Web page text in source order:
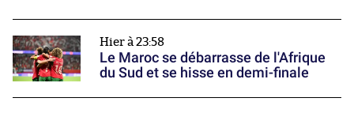
Hier à 23:58
Le Maroc se débarrasse de l'Afrique
du Sud et se hisse en demi-finale